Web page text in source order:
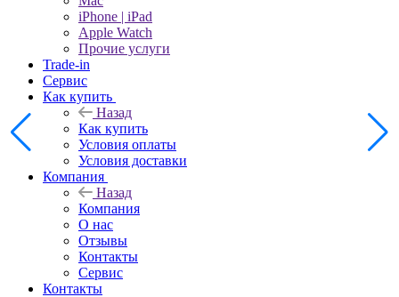
iPhone | iPad
Apple Watch
Прочие услуги
Trade-in
Сервис
Как купить
Назад
Как купить
Условия оплаты
Условия доставки
Компания
Назад
Компания
О нас
Отзывы
Контакты
Сервис
Контакты